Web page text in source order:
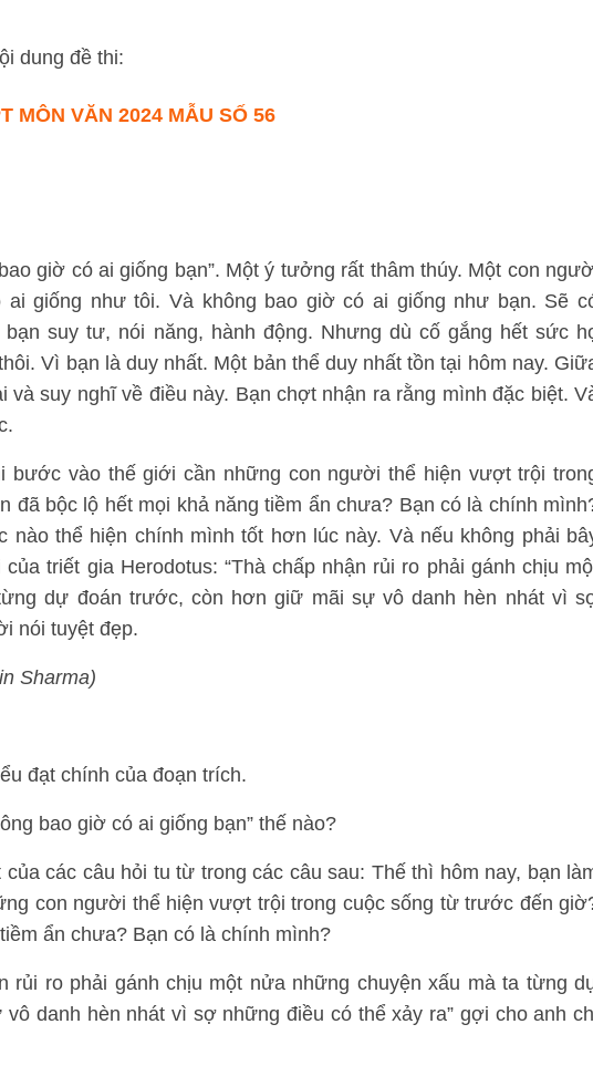
dung đề thi:
MÔN VĂN 2024 MẪU SỐ 56
giờ có ai giống bạn”. Một ý tưởng rất thâm thúy. Một con
ai giống như tôi. Và không bao giờ có ai giống như bạn. Sẽ
suy tư, nói năng, hành động. Nhưng dù cố gắng hết sức
Vì bạn là duy nhất. Một bản thể duy nhất tồn tại hôm nay.
và suy nghĩ về điều này. Bạn chợt nhận ra rằng mình đặc biệt.
bước vào thế giới cần những con người thể hiện vượt trội
đã bộc lộ hết mọi khả năng tiềm ẩn chưa? Bạn có là chính
nào thể hiện chính mình tốt hơn lúc này. Và nếu không phải
triết gia Herodotus: “Thà chấp nhận rủi ro phải gánh chịu
dự đoán trước, còn hơn giữ mãi sự vô danh hèn nhát vì
nói tuyệt đẹp.
Sharma)
đạt chính của đoạn trích.
bao giờ có ai giống bạn” thế nào?
các câu hỏi tu từ trong các câu sau: Thế thì hôm nay, bạn
con người thể hiện vượt trội trong cuộc sống từ trước đến
ẩn chưa? Bạn có là chính mình?
rủi ro phải gánh chịu một nửa những chuyện xấu mà ta từng
danh hèn nhát vì sợ những điều có thể xảy ra” gợi cho anh